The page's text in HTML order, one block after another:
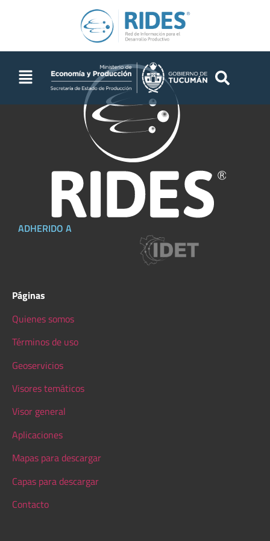
ADHERIDO A
Páginas
Quienes somos
Términos de uso
Geoservicios
Visores temáticos
Visor general
Aplicaciones
Mapas para descargar
Capas para descargar
Contacto